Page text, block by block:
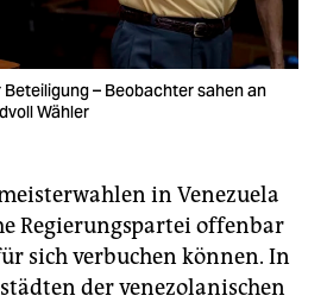
– Beobachter sahen an
Wähler
in Venezuela
Regierungspartei offenbar
sich verbuchen können. In
der venezolanischen